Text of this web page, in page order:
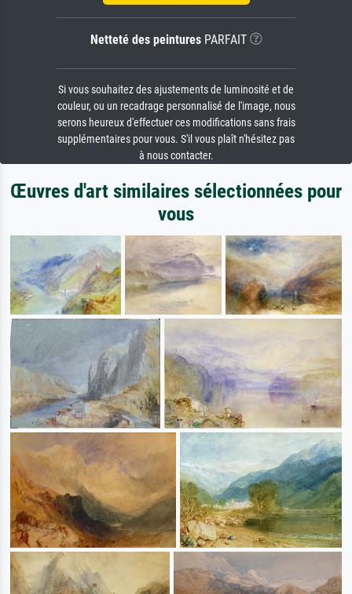
Netteté des peinturesPARFAIT
Si vous souhaitez des ajustements de luminosité et de
couleur, ou un recadrage personnalisé de l'image, nous
serons heureux d'effectuer ces modifications sans frais
supplémentaires pour vous. S'il vous plaît n'hésitez pas
à nous contacter.
Œuvres d'art similaires sélectionnées pour
vous